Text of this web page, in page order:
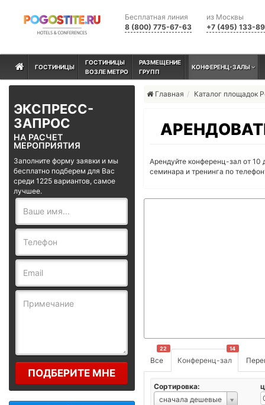
из Москвы
+7 (495) 133-
Бесплатная линия
8 (800) 775-67-63
ГОСТИНИЦЫ
ГОСТИНИЦЫ
ВОЗЛЕ МЕТРО
РАЗМЕЩЕНИЕ
ГРУПП
КОНФЕРЕНЦ-ЗАЛЫ
ЭКСПРЕСС-
ЗАПРОС
НА РАСЧЕТ
МЕРОПРИЯТИЯ
Заполните форму заявки и мы
бесплатно подберем для Вас
среди 1225 вариантов, самое
лучшее.
ПОДБЕРИТЕ МНЕ
Главная Каталог площадок
Арендуйте конференц-зал от 10
семинара и тренинга по
Все
22
Конференц-зал
14
Сортировка:
сначала дешевые